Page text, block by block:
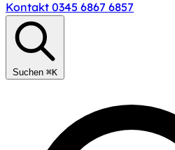
Kontakt 0345 6867 6857
Suchen ⌘K